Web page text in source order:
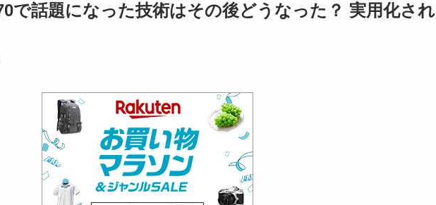
で話題になった技術はその後どうなった？ 実用化され